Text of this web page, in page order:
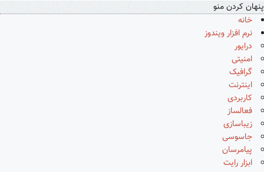
پنهان کردن منو
خانه
نرم افزار ویندوز
درایور
امنیتی
گرافیک
اینترنت
کاربردی
فعالساز
زیباسازی
جاسوسی
پیامرسان
ابزار رایت